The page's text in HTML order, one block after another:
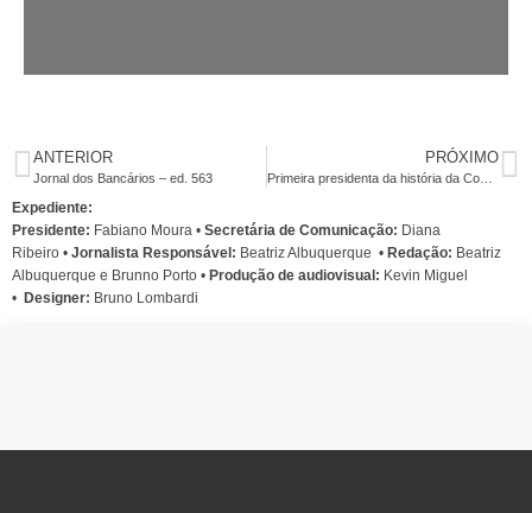
ANTERIOR
Jornal dos Bancários – ed. 563
PRÓXIMO
Primeira presidenta da história da Contraf-CUT assume cargo oficialmente
Expediente:
Presidente: Fabiano Moura • Secretária de Comunicação: Diana
Ribeiro • Jornalista Responsável: Beatriz Albuquerque • Redação: Beatriz
Albuquerque e Brunno Porto • Produção de audiovisual: Kevin Miguel
• Designer: Bruno Lombardi